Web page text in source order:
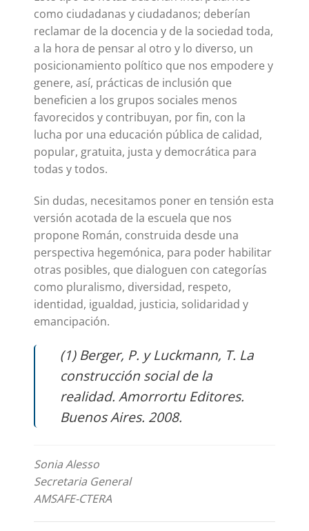
como ciudadanas y ciudadanos; deberían
reclamar de la docencia y de la sociedad toda,
a la hora de pensar al otro y lo diverso, un
posicionamiento político que nos empodere y
genere, así, prácticas de inclusión que
beneficien a los grupos sociales menos
favorecidos y contribuyan, por fin, con la
lucha por una educación pública de calidad,
popular, gratuita, justa y democrática para
todas y todos.
Sin dudas, necesitamos poner en tensión esta
versión acotada de la escuela que nos
propone Román, construida desde una
perspectiva hegemónica, para poder habilitar
otras posibles, que dialoguen con categorías
como pluralismo, diversidad, respeto,
identidad, igualdad, justicia, solidaridad y
emancipación.
(1) Berger, P. y Luckmann, T. La
construcción social de la
realidad. Amorrortu Editores.
Buenos Aires. 2008.
Sonia Alesso
Secretaria General
AMSAFE-CTERA